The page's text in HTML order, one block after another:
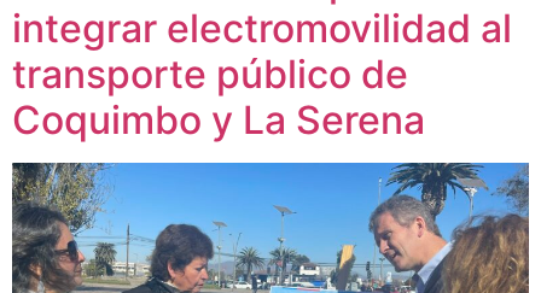
integrar electromovilidad al
transporte público de
Coquimbo y La Serena